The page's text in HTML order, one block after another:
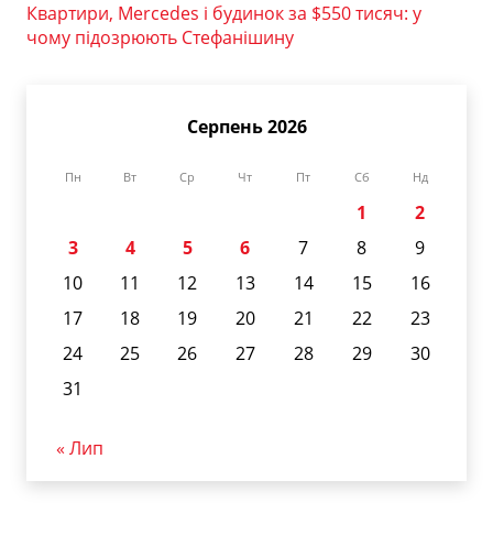
Квартири, Mercedes і будинок за $550 тисяч: у
чому підозрюють Стефанішину
Серпень 2026
Пн Вт Ср Чт Пт Сб Нд
1
2
3
4 5 6 7 8
9
10
11 12 13 14 15
16
17
18 19 20 21 22
23
24
25 26 27 28 29
30
31
« Лип